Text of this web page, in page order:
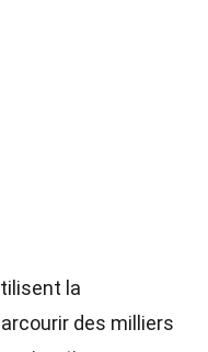
la
des milliers